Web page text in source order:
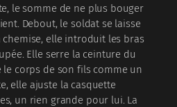
le somme de ne plus bouger
Debout, le soldat se laisse
elle introduit les bras
Elle serre la ceinture du
corps de son fils comme un
elle ajuste la casquette
un rien grande pour lui. La